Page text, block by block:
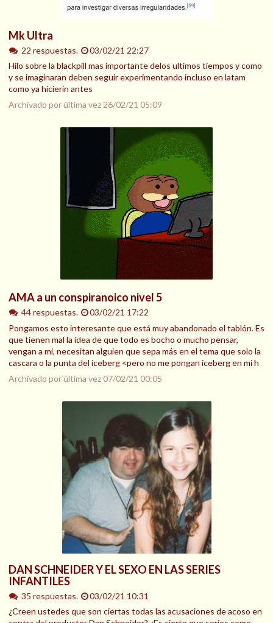
Mk Ultra
22 respuestas.
03/02/21 22:27
Hilo sobre la blackpill mas importante delos ultimos tiempos y como
y se imaginaran deben seguir experimentando incluso en latam
como ya hicierin antes
Archivado por última vez 26/02/21 05:09
AMA a un conspiranoico nivel 5
44 respuestas.
03/02/21 17:22
Pongamos esto interesante que está muy abandonado el tablón. Es
que tienen mal la idea de que todo es bocho o mucho pensar,
vengan a mi, necesitan alguien que sepa más en el tema que solo la
cascara o la punta del iceberg <pero no me pongan iceberg en mi h
Archivado por última vez07/02/21 00:05
DAN SCHNEIDER Y EL SEXO EN LAS SERIES
INFANTILES
35 respuestas.
03/02/21 10:31
¿Creen ustedes que son ciertas todas las acusaciones de acoso en